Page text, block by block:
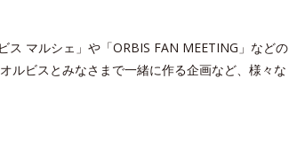
マルシェ」や「ORBIS FAN MEETING」などの
ルビスとみなさまで一緒に作る企画など、様々な